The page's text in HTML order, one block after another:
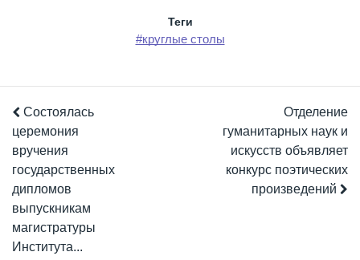
Теги
#круглые столы
Состоялась
церемония
вручения
государственных
дипломов
выпускникам
магистратуры
Института...
Отделение
гуманитарных наук и
искусств объявляет
конкурс поэтических
произведений